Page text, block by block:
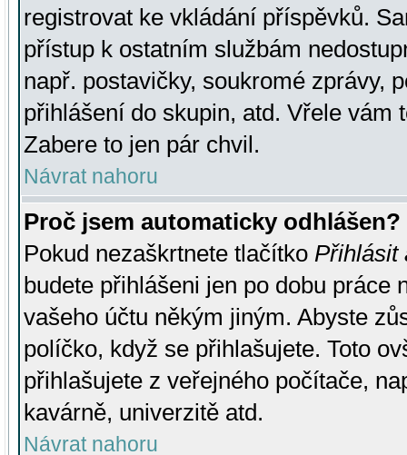
registrovat ke vkládání příspěvků.
přístup k ostatním službám
např. postavičky, soukromé zprávy,
přihlášení do skupin, atd. Vřele vám
Zabere to jen pár chvil.
Návrat nahoru
Proč jsem automaticky odhlášen?
Pokud nezaškrtnete tlačítko Přihlásit
budete přihlášeni jen po dobu práce
vašeho účtu někým jiným. Abyste
políčko, když se přihlašujete. Toto
přihlašujete z veřejného počítače,
kavárně, univerzitě atd.
Návrat nahoru